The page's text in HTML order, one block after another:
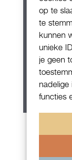
op te
te
kunnen
unieke
je geen
functies
Patek